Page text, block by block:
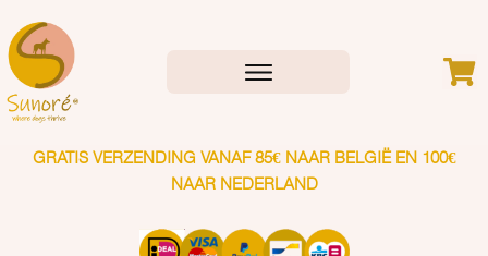
GRATIS VERZENDING VANAF 85€ NAAR BELGIË EN 100€
NAAR NEDERLAND